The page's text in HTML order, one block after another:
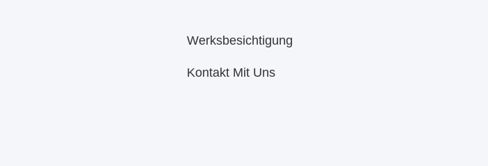
Werksbesichtigung
Kontakt Mit Uns